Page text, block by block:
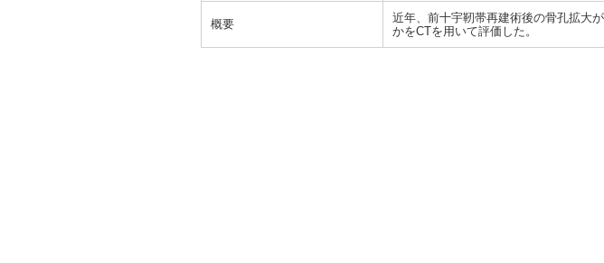
概要
近年、前十宇靭帯再建術後の骨孔拡大
かをCTを用いて評価した。